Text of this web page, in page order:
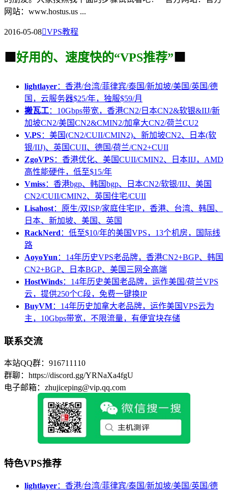
网站：www.hostus.us ...
2016-05-08VPS教程
🟩 好用的、速度快的“VPS推荐” 🟩
lightlayer：香港/台湾/菲律宾/泰国/新加坡/美国/英国/德
国，云服务器$25/年，独服$59/月
搬瓦工：10Gbps带宽，香港CN2/日本CN2&软银&IIJ/新
加坡CN2/美国CN2&CMIN2/加拿大CN2/荷兰CU2
V.PS：美国(CN2/CUII/CMIN2)、新加坡CN2、日本(软
银/IIJ)、英国CUII、德国/荷兰/CN2+CUII
ZgoVPS：香港优化、美国CUII/CMIN2、日本IIJ，AMD
高性能硬件，低至$15/年
Vmiss：香港bgp、韩国bgp、日本CN2/软银/IIJ、美国
CN2/CUII/CMIN2、英国住宅/CUII
Lisahost：原生/双ISP/家庭住宅IP，香港、台湾、韩国、
日本、新加坡、美国、英国
RackNerd ：低至$10/年的美国VPS，13个机房，国际线
路
AoyoYun ：14年历史VPS老品牌，香港CN2+BGP、韩国
CN2+BGP、日本BGP、美国三网全高端
HostWinds：14年历史美国老品牌，运作美国/荷兰VPS
云，提供250个C段，免费一键换IP
BuyVM：14年历史加拿大老品牌，运作美国VPS云为
主，10Gbps带宽，不限流量，有便宜块存储
联系交流
本站QQ群：916711110
群聊：https://discord.gg/YRNaXa4fgU
电子邮箱：zhujiceping@vip.qq.com
特色VPS推荐
lightlayer：香港/台湾/菲律宾/泰国/新加坡/美国/英国/德